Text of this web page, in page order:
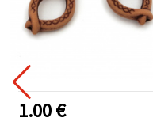
1.00 €